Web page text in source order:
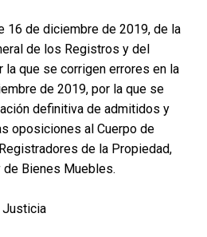
16 de diciembre de 2019, de la
de los Registros y del
la que se corrigen errores en la
de 2019, por la que se
definitiva de admitidos y
oposiciones al Cuerpo de
de la Propiedad,
Bienes Muebles.